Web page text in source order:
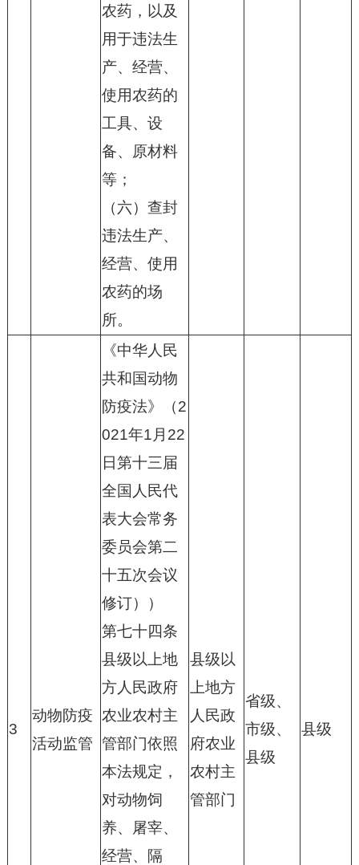
农药，以及
用于违法生
产、经营、
使用农药的
工具、设
备、原材料
等；
（六）查封
违法生产、
经营、使用
农药的场
所。
3
动物防疫
活动监管
《中华人民
共和国动物
防疫法》（2
021年1月22
日第十三届
全国人民代
表大会常务
委员会第二
十五次会议
修订））
第七十四条
县级以上地
方人民政府
农业农村主
管部门依照
本法规定，
对动物饲
养、屠宰、
经营、隔
县级以
上地方
人民政
府农业
农村主
管部门
省级、
市级、
县级
县级